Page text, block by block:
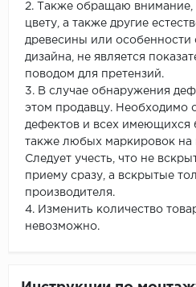
2. Также обращаю внимание,
цвету, а также другие
древесины или особенности
дизайна, не является
поводом для претензий.
3. В случае обнаружения
этом продавцу. Необходимо
дефектов и всех имеющихся
также любых маркировок на
Следует учесть, что не
приему сразу, а вскрытые
производителя.
4. Изменить количество
невозможно.